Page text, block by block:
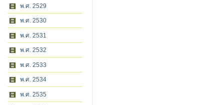
พ.ศ. 2529
พ.ศ. 2530
พ.ศ. 2531
พ.ศ. 2532
พ.ศ. 2533
พ.ศ. 2534
พ.ศ. 2535